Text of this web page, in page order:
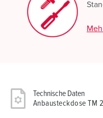
Technische Daten
Anbausteckdose TM